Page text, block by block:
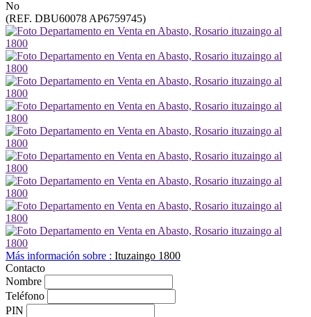
No
(REF. DBU60078 AP6759745)
Más información sobre : Ituzaingo 1800
Contacto
Nombre
Teléfono
PIN